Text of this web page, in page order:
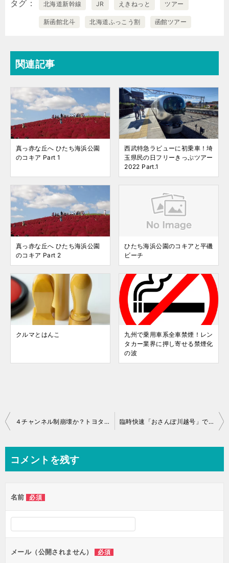
タグ 北海道新幹線 JR えきねっと ツアー
新函館北斗 北海道ふっこう割 函館ツアー
関連記事
真っ赤な丘へ ひたち海浜公園
のコキア Part 1
西武特急ラビューに初乗車！埼
玉県民の日フリーきっぷツアー
2022 Part.1
真っ赤な丘へ ひたち海浜公園
のコキア Part 2
ひたち海浜公園のコキアと平磯
ビーチ
クルマとはんこ
九州で乗用車系全車禁煙！レン
タカー業界に押し寄せる禁煙化
の波
投
ビ
ー
シ
ョ
ン
４チャンネル制崩壊か？トヨタ全ディーラーで全車種販売へ 臨時快速「おさんぽ川越号」で川越まつり 2018
コメントを残す
名前 必須
メール（公開されません） 必須